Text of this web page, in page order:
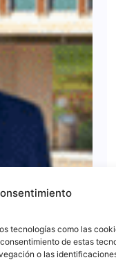
tecnologías como las
de estas
o las